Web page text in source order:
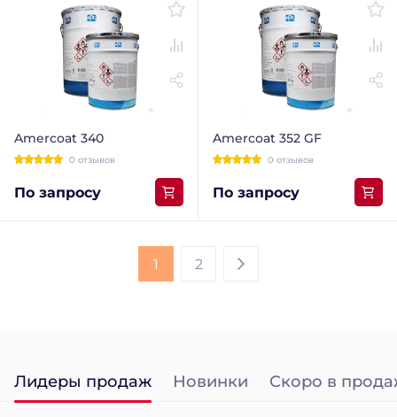
Amercoat 340
0 отзывов
По запросу
Amercoat 352 GF
0 отзывов
По запросу
1 2
Лидеры продаж Новинки Скоро в